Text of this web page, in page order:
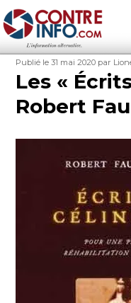
Contre-Info
Publié
le
Publié le 31 mai 2020 Auteur
par
Les «
Robert